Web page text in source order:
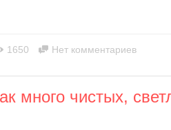
1650 Нет комментариев
много чистых,